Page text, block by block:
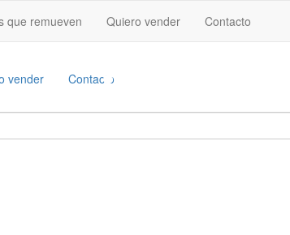
que remueven Quiero vender Contacto
vender Contacto
buscando a ti
encontrarás todo tipo de tesoros literarios